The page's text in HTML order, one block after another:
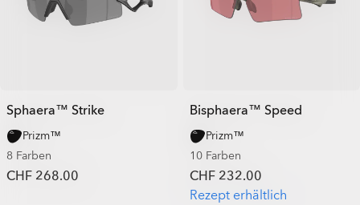
Sphaera™ Strike
Prizm™
8 Farben
CHF 268.00
Bisphaera™ Speed
Prizm™
10 Farben
CHF 232.00
Rezept erhältlich